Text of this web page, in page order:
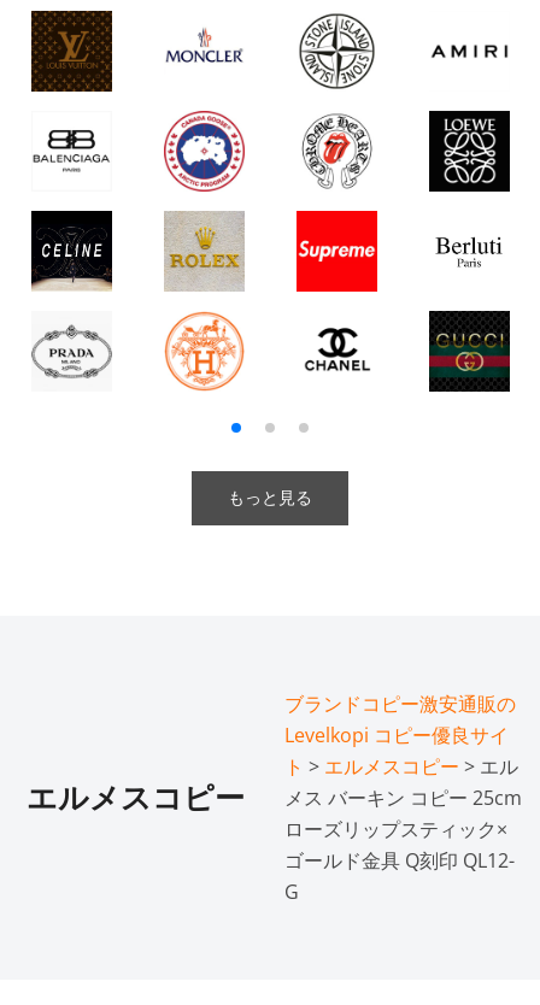
もっと見る
エルメスコピー
ブランドコピー激安通販の
Levelkopi コピー優良サイ
ト > エルメスコピー > エル
メス バーキン コピー 25cm
ローズリップスティック×
ゴールド金具 Q刻印 QL12-
G